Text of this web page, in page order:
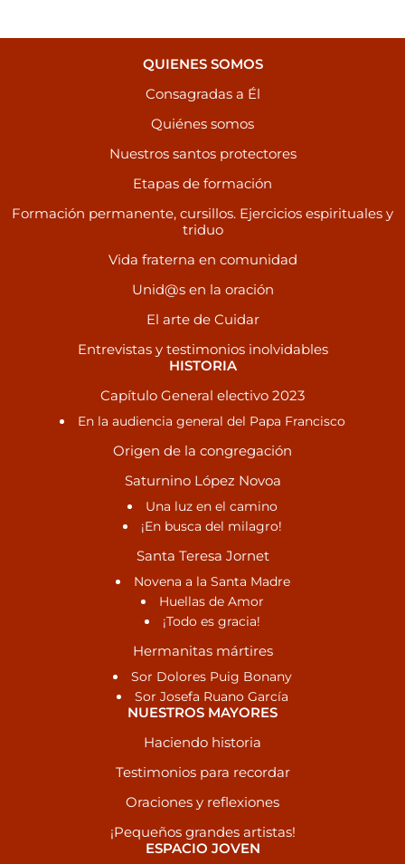
QUIENES SOMOS
Consagradas a Él
Quiénes somos
Nuestros santos protectores
Etapas de formación
Formación permanente, cursillos. Ejercicios espirituales y
triduo
Vida fraterna en comunidad
Unid@s en la oración
El arte de Cuidar
Entrevistas y testimonios inolvidables
HISTORIA
Capítulo General electivo 2023
En la audiencia general del Papa Francisco
Origen de la congregación
Saturnino López Novoa
Una luz en el camino
¡En busca del milagro!
Santa Teresa Jornet
Novena a la Santa Madre
Huellas de Amor
¡Todo es gracia!
Hermanitas mártires
Sor Dolores Puig Bonany
Sor Josefa Ruano García
NUESTROS MAYORES
Haciendo historia
Testimonios para recordar
Oraciones y reflexiones
¡Pequeños grandes artistas!
ESPACIO JOVEN